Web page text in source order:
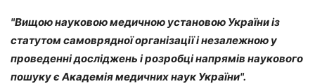
"Вищою науковою медичною установою України із
статутом самоврядної організації і незалежною у
проведенні досліджень і розробці напрямів наукового
пошуку є Академія медичних наук України".